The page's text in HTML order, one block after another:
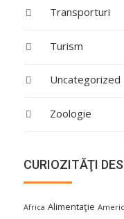
Transporturi
Turism
Uncategorized
Zoologie
CURIOZITĂŢI
Africa Alimentaţie